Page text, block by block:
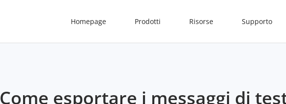
Homepage Prodotti Risorse Supporto
Come esportare i messaggi di